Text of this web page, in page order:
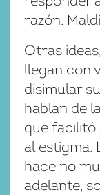
razón.
Otras
llegan con
disimular
hablan de
que facilitó
al estigma.
hace no
adelante,